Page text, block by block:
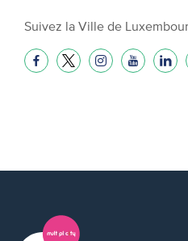
Suivez la Ville de